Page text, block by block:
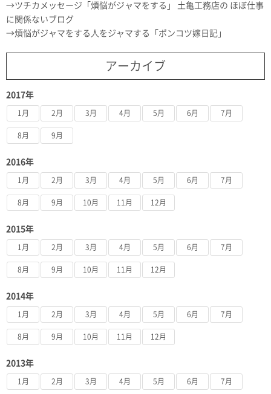
ツチカメッセージ「煩悩がジャマをする」 土亀工務店の ほぼ仕事
に関係ないブログ
煩悩がジャマをする人をジャマする「ポンコツ嫁日記」
アーカイブ
2017年
1月 2月 3月 4月 5月 6月 7月
8月 9月
2016年
1月 2月 3月 4月 5月 6月 7月
8月 9月 10月 11月 12月
2015年
1月 2月 3月 4月 5月 6月 7月
8月 9月 10月 11月 12月
2014年
1月 2月 3月 4月 5月 6月 7月
8月 9月 10月 11月 12月
2013年
1月 2月 3月 4月 5月 6月 7月